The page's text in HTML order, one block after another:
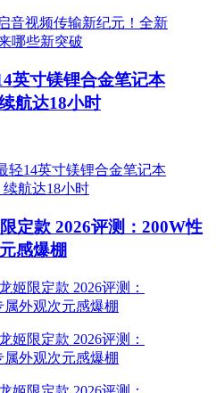
英寸镁锂合金笔记本
航达18小时
定款 2026评测：200W性
感爆棚